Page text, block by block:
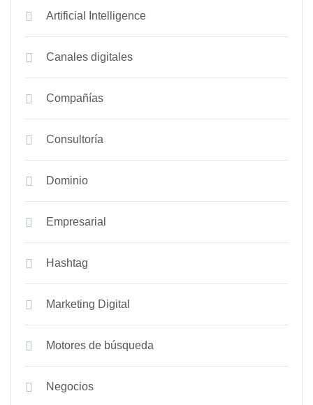
Artificial Intelligence
Canales digitales
Compañías
Consultoría
Dominio
Empresarial
Hashtag
Marketing Digital
Motores de búsqueda
Negocios